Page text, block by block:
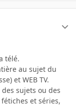
télé.
au sujet du
et WEB TV.
sujets ou des
et séries,